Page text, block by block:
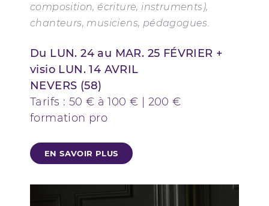
composition, écriture, instruments),
chanteurs, musiciens, pédagogues.
Du LUN. 24 au MAR. 25 FÉVRIER +
visio LUN. 14 AVRIL
NEVERS (58)
Tarifs : 50 € à 100 € | 200 €
formation pro
EN SAVOIR PLUS